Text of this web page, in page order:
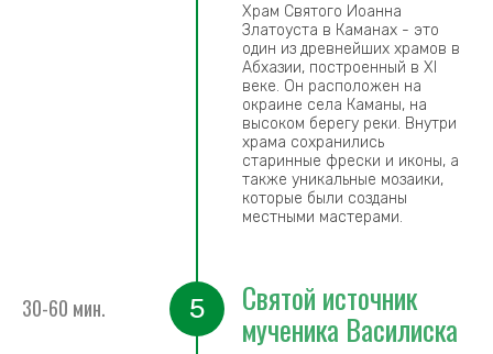
Храм Святого Иоанна
Златоуста в Каманах - это
один из древнейших храмов в
Абхазии, построенный в XI
веке. Он расположен на
окраине села Каманы, на
высоком берегу реки. Внутри
храма сохранились
старинные фрески и иконы, а
также уникальные мозаики,
которые были созданы
местными мастерами.
30-60 мин. 5 Святой источник
мученика Василиска